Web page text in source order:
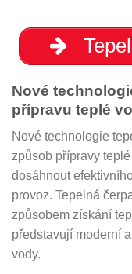
Nové
přípravu teplé
Nové technologie
způsob přípravy
dosáhnout
provoz. Tepelná
způsobem získání
představují moderní
vody.